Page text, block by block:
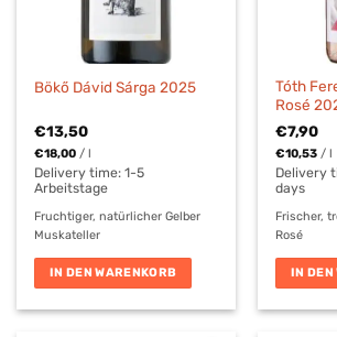
Bökő Dávid Sárga 2025
€13,50
€18,00 /l
Delivery time:1-5
Arbeitstage
Fruchtiger, natürlicher Gelber
Muskateller
IN DEN WARENKORB
Tóth
Rosé
€7,90
€10,53 /l
Delivery
days
Frischer,
Rosé
IN DEN